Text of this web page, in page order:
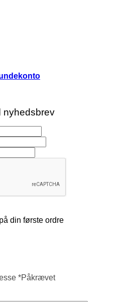
nyhedsbrev
din første ordre
*Påkrævet